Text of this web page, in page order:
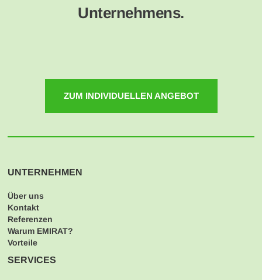
Unternehmens.
ZUM INDIVIDUELLEN ANGEBOT
UNTERNEHMEN
Über uns
Kontakt
Referenzen
Warum EMIRAT?
Vorteile
SERVICES